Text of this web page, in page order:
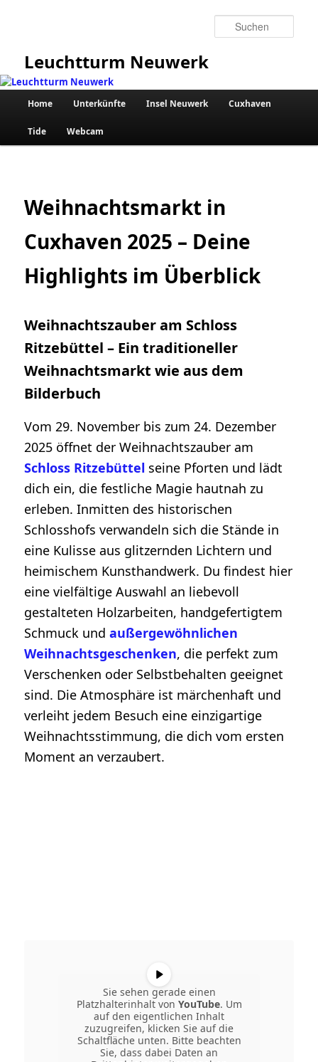
Leuchtturm Neuwerk
Hauptmenü
Home Unterkünfte Insel Neuwerk Cuxhaven
Tide Webcam
Weihnachtsmarkt in
Cuxhaven 2025 – Deine
Highlights im Überblick
Weihnachtszauber am Schloss
Ritzebüttel – Ein traditioneller
Weihnachtsmarkt wie aus dem
Bilderbuch
Vom 29. November bis zum 24. Dezember
2025 öffnet der Weihnachtszauber am
Schloss Ritzebüttel seine Pforten und lädt
dich ein, die festliche Magie hautnah zu
erleben. Inmitten des historischen
Schlosshofs verwandeln sich die Stände in
eine Kulisse aus glitzernden Lichtern und
heimischem Kunsthandwerk. Du findest hier
eine vielfältige Auswahl an liebevoll
gestalteten Holzarbeiten, handgefertigtem
Schmuck undaußergewöhnlichen
Weihnachtsgeschenken, die perfekt zum
Verschenken oder Selbstbehalten geeignet
sind. Die Atmosphäre ist märchenhaft und
verleiht jedem Besuch eine einzigartige
Weihnachtsstimmung, die dich vom ersten
Moment an verzaubert.
Sie sehen gerade einen
Platzhalterinhalt von YouTube. Um
auf den eigentlichen Inhalt
zuzugreifen, klicken Sie auf die
Schaltfläche unten. Bitte beachten
Sie, dass dabei Daten an